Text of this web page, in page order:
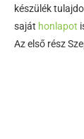
készülék
saját honlapot
Az első rész